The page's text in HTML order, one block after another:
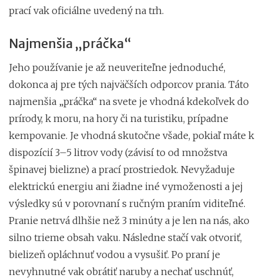
prací vak oficiálne uvedený na trh.
Najmenšia „práčka“
Jeho používanie je až neuveriteľne jednoduché,
dokonca aj pre tých najväčších odporcov prania. Táto
najmenšia „práčka“ na svete je vhodná kdekoľvek do
prírody, k moru, na hory či na turistiku, prípadne
kempovanie. Je vhodná skutočne všade, pokiaľ máte k
dispozícií 3–5 litrov vody (závisí to od množstva
špinavej bielizne) a prací prostriedok. Nevyžaduje
elektrickú energiu ani žiadne iné vymoženosti a jej
výsledky sú v porovnaní s ručným praním viditeľné.
Pranie netrvá dlhšie než 3 minúty a je len na nás, ako
silno trieme obsah vaku. Následne stačí vak otvoriť,
bielizeň opláchnuť vodou a vysušiť. Po praní je
nevyhnutné vak obrátiť naruby a nechať uschnúť,